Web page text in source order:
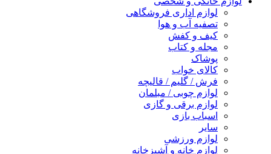
لوازم اداری فروشگاهی
تصفیه آب و هوا
کیف و کفش
مجله و کتاب
پوشاک
کالای خواب
فرش / گلیم / قالیچه
لوازم چوبی / مبلمان
لوازم برقی و گازی
اسباب بازی
سایر
لوازم ورزشی
لوازم خانه و آشپزخانه